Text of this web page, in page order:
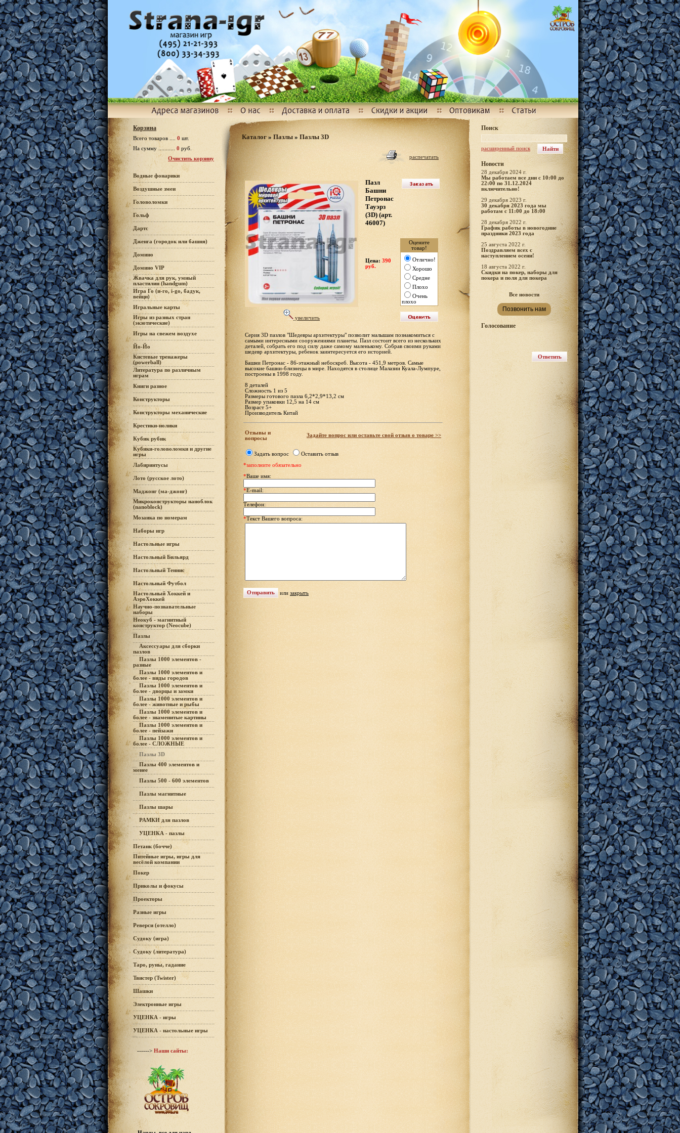
Корзина
Всего товаров .... 0 шт.
На сумму ........... 0 руб.
Очистить корзину
Водные фонарики
Воздушные змеи
Головоломки
Гольф
Дартс
Дженга (городок или башня)
Домино
Домино VIP
Жвачка для рук, умный
пластилин (handgum)
Игра Го (и-го, i-go, бадук,
вейци)
Игральные карты
Игры из разных стран
(экзотические)
Игры на свежем воздухе
Йо-Йо
Кистевые тренажеры
(powerball)
Литература по различным
играм
Книги разное
Конструкторы
Конструкторы механические
Крестики-нолики
Кубик рубик
Кубики-головоломки и другие
игры
Лабиринтусы
Лото (русское лото)
Маджонг (ма-джонг)
Микроконструкторы наноблок
(nanoblock)
Мозаика по номерам
Наборы игр
Настольные игры
Настольный Бильярд
Настольный Теннис
Настольный Футбол
Настольный Хоккей и
АэроХоккей
Научно-познавательные
наборы
Неокуб - магнитный
конструктор (Neocube)
Пазлы
Аксессуары для сборки
пазлов
Пазлы 1000 элементов -
разные
Пазлы 1000 элементов и
более - виды городов
Пазлы 1000 элементов и
более - дворцы и замки
Пазлы 1000 элементов и
более - животные и рыбы
Пазлы 1000 элементов и
более - знаменитые картины
Пазлы 1000 элементов и
более - пейзажи
Пазлы 1000 элементов и
более - СЛОЖНЫЕ
Пазлы 3D
Пазлы 400 элементов и
менее
Пазлы 500 - 600 элементов
Пазлы магнитные
Пазлы шары
РАМКИ для пазлов
УЦЕНКА - пазлы
Петанк (бочче)
Питейные игры, игры для
весёлой компании
Покер
Приколы и фокусы
Проекторы
Разные игры
Реверси (отелло)
Судоку (игра)
Судоку (литература)
Таро, руны, гадание
Твистер (Twister)
Шашки
Электронные игры
УЦЕНКА - игры
УЦЕНКА - настольные игры
------> Наши сайты:
Каталог»Пазлы » Пазлы 3D
распечатать
увеличить
Пазл
Башни
Петронас
Тауэрз
(3D) (арт.
46007)
Цена: 390
руб.
Оцените
товар!
Отлично!
Хорошо
Средне
Плохо
Очень
плохо
Серия 3D пазлов "Шедевры архитектуры" позволит малышам познакомиться с
самыми интересными сооружениями планеты. Пазл состоит всего из нескольких
деталей, собрать его под силу даже самому маленькому. Собрав своими руками
шедевр архитектуры, ребенок заинтересуется его историей.
Башни Петронас - 86-этажный небоскреб. Высота - 451,9 метров. Самые
высокие башни-близнецы в мире. Находятся в столице Малазии Куала-Лумпуре,
построены в 1998 году.
8 деталей
Сложность 1 из 5
Размеры готового пазла 6,2*2,9*13,2 см
Размер упаковки 12,5 на 14 см
Возраст 5+
Производитель Китай
Отзывы и
вопросы
Задайте вопрос или оставьте свой отзыв о товаре >>
Задать вопрос
Оставить отзыв
*заполните обязательно
*Ваше имя:
*E-mail:
Телефон:
*Текст Вашего вопроса:
или закрыть
Поиск
расширенный поиск
Новости
28 декабря 2024 г.
Мы работаем все дни с 10:00 до
22:00 по 31.12.2024
включительно!
29 декабря 2023 г.
30 декабря 2023 года мы
работам с 11:00 до 18:00
28 декабря 2022 г.
График работы в новогодние
праздники 2023 года
25 августа 2022 г.
Поздравляем всех с
наступлением осени!
18 августа 2022 г.
Скидки на покер, наборы для
покера и поля для покера
Все новости
Позвонить нам
Голосование